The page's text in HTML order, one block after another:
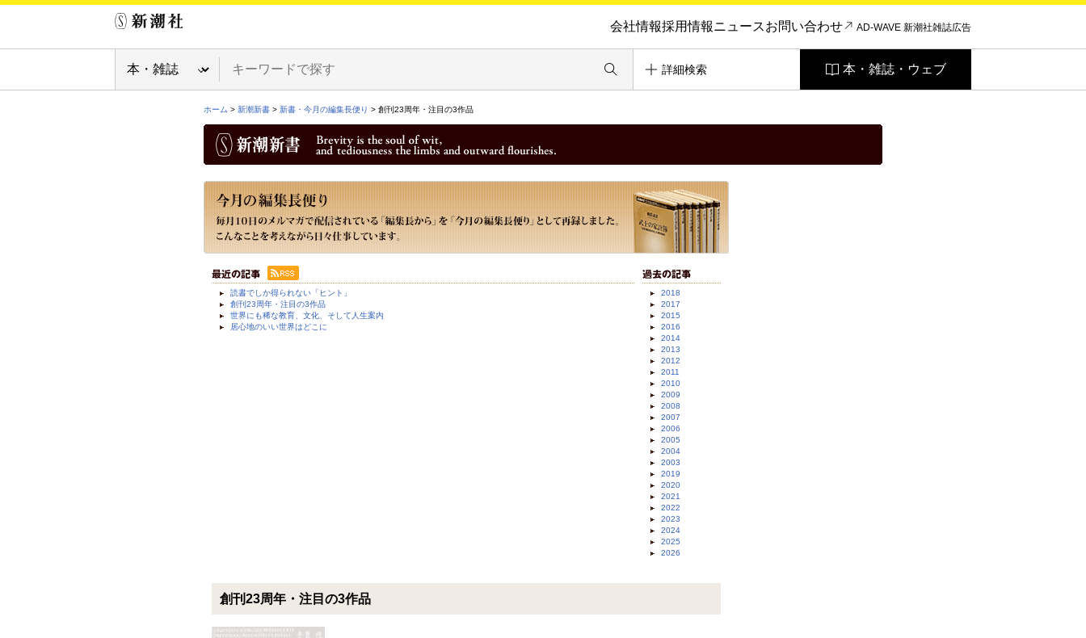
会社情報採用情報ニュースお問い合わせ AD-WAVE 新潮社雑誌広告
詳細検索 本・雑誌・ウェブ
ホーム > 新潮新書 > 新書・今月の編集長便り > 創刊23周年・注目の3作品
読書でしか得られない「ヒント」
創刊23周年・注目の3作品
世界にも稀な教育、文化、そして人生案内
居心地のいい世界はどこに
2018
2017
2015
2016
2014
2013
2012
2011
2010
2009
2008
2007
2006
2005
2004
2003
2019
2020
2021
2022
2023
2024
2025
2026
創刊23周年・注目の3作品